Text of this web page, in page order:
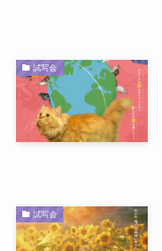
試写会
試写会